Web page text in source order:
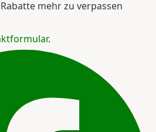
mehr zu verpassen
.